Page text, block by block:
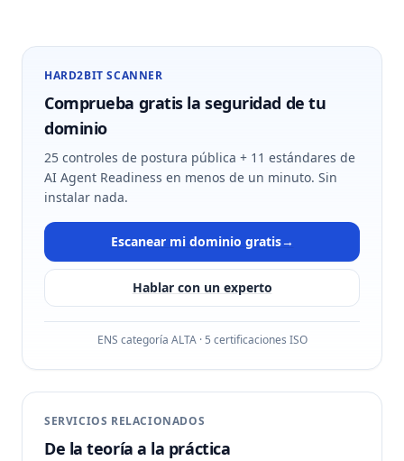
HARD2BIT SCANNER
Comprueba gratis la seguridad de tu
dominio
25 controles de postura pública + 11 estándares de
AI Agent Readiness en menos de un minuto. Sin
instalar nada.
Escanear mi dominio gratis→
Hablar con un experto
ENS categoría ALTA · 5 certificaciones ISO
SERVICIOS RELACIONADOS
De la teoría a la práctica